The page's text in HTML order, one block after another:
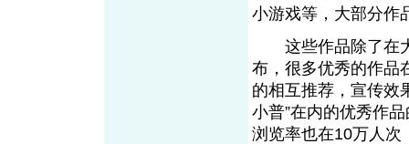
小游戏等，大部分作
这些作品除了在大
布，很多优秀的作品
的相互推荐，宣传效
小普”在内的优秀作
浏览率也在10万人次